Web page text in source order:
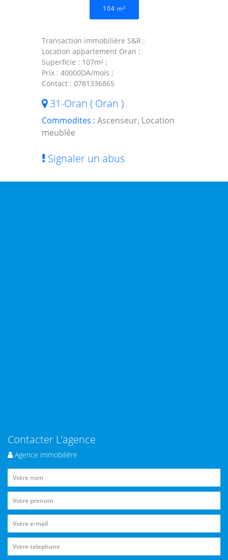
104 m²
Transaction immobilière S&R :
Location appartement Oran ;
Superficie : 107m² ;
Prix : 40000DA/mois ;
Contact : 0781336865
31-Oran ( Oran )
Commodites :Ascenseur, Location
meublée
Signaler un abus
Contacter L’agence
Agence immobilière